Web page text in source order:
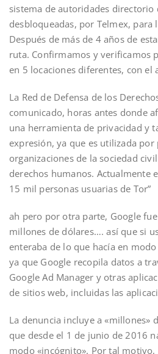
sistema de autoridades directorio
desbloqueadas, por Telmex, para
Después de más de 4 años de
ruta. Confirmamos y verificamos
en 5 locaciones diferentes, con el
La Red de Defensa de los
comunicado, horas antes donde
una herramienta de privacidad y
expresión, ya que es utilizada por
organizaciones de la sociedad
derechos humanos. Actualmente
15 mil personas usuarias de Tor”
ah pero por otra parte, Google
millones de dólares…. así que si
enteraba de lo que hacía en
ya que Google recopila datos a
Google Ad Manager y otras
de sitios web, incluidas las
La denuncia incluye a «millones»
que desde el 1 de junio de 2016
modo «incógnito». Por tal